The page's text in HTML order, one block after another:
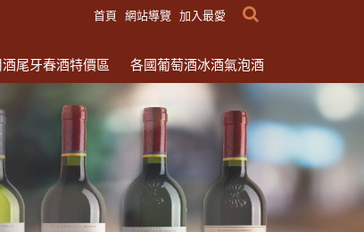
首頁 網站導覽 加入最愛
尾牙春酒特價區 各國葡萄酒冰酒氣泡酒